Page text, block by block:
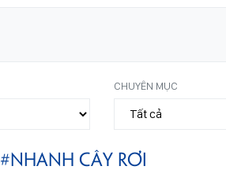
CHUYÊN MỤC
#NHANH CÂY RƠI